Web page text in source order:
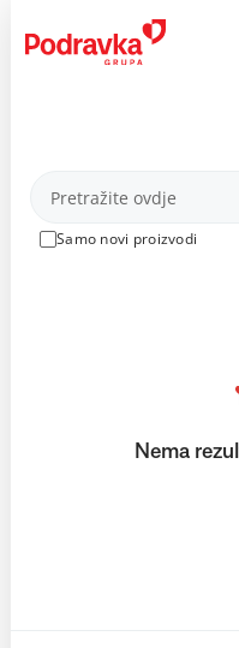
content
Proizvodi
Samo novi proizvodi
Nema